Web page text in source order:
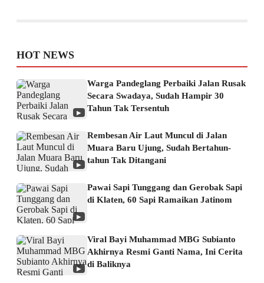
HOT NEWS
▶
Warga Pandeglang Perbaiki Jalan Rusak
Secara Swadaya, Sudah Hampir 30
Tahun Tak Tersentuh
▶
Rembesan Air Laut Muncul di Jalan
Muara Baru Ujung, Sudah Bertahun-
tahun Tak Ditangani
▶
Pawai Sapi Tunggang dan Gerobak Sapi
di Klaten, 60 Sapi Ramaikan Jatinom
▶
Viral Bayi Muhammad MBG Subianto
Akhirnya Resmi Ganti Nama, Ini Cerita
di Baliknya